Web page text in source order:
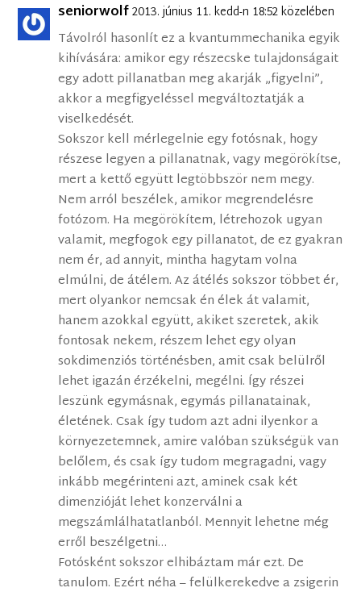
seniorwolf2013. június 11. kedd-n 18:52 közelében
Távolról hasonlít ez a kvantummechanika egyik
kihívására: amikor egy részecske tulajdonságait
egy adott pillanatban meg akarják „figyelni”,
akkor a megfigyeléssel megváltoztatják a
viselkedését.
Sokszor kell mérlegelnie egy fotósnak, hogy
részese legyen a pillanatnak, vagy megörökítse,
mert a kettő együtt legtöbbször nem megy.
Nem arról beszélek, amikor megrendelésre
fotózom. Ha megörökítem, létrehozok ugyan
valamit, megfogok egy pillanatot, de ez gyakran
nem ér, ad annyit, mintha hagytam volna
elmúlni, de átélem. Az átélés sokszor többet ér,
mert olyankor nemcsak én élek át valamit,
hanem azokkal együtt, akiket szeretek, akik
fontosak nekem, részem lehet egy olyan
sokdimenziós történésben, amit csak belülről
lehet igazán érzékelni, megélni. Így részei
leszünk egymásnak, egymás pillanatainak,
életének. Csak így tudom azt adni ilyenkor a
környezetemnek, amire valóban szükségük van
belőlem, és csak így tudom megragadni, vagy
inkább megérinteni azt, aminek csak két
dimenzióját lehet konzerválni a
megszámlálhatatlanból. Mennyit lehetne még
erről beszélgetni…
Fotósként sokszor elhibáztam már ezt. De
tanulom. Ezért néha – felülkerekedve a zsigerin